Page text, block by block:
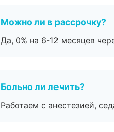
Можно ли в рассрочку?
Да, 0% на 6-12 месяцев
Больно ли лечить?
Работаем с анестезией,